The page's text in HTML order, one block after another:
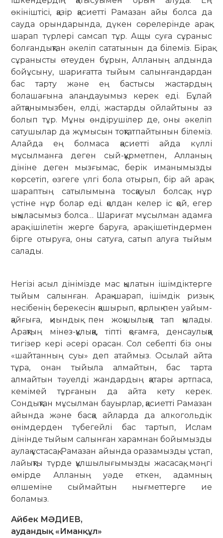
өкініштісі, қазір қасиетті Рамазан айы болса да
сауда орындарында, дүкен сөрелерінде арақ-
шарап түрлері самсап тұр. Ащы суға сұраныс
болғандықтан әкеліп сататынын да білеміз. Бірақ
сұранысты өтеуден бұрын, Алланың алдында
бойұсыну, шариғатта тыйым салынғандардан
бас тарту және ең бастысы жастардың
болашағына алаңдауымыз керек еді. Бұлай
айтқанымызбен, елді, жастарды ойлайтыны аз
болып тұр. Мұны өндірушілер де, оны әкеліп
сатушылар да жұмысын тоқтатпайтынын білеміз.
Алайда ең болмаса қасиетті айда күллі
мұсылманға деген сый-құрметпен, Алланың
дініне деген мызғымас, берік иманымызды
көрсетіп, өзгеге үлгі бола отырып, бір ай арақ-
шараптың сатылымына тосқауыл болсақ, нұр
үстіне нұр болар еді. қолдан келер іс қой, егер
ықыласымыз болса… Шариғат мұсылман адамға
арақ ішілетін жерге баруға, арақ ішетіндермен
бірге отыруға, оны сатуға, сатып алуға тыйым
салады.
Негізі асыл дінімізде мас қылатын ішімдіктерге
тыйым салынған. Арақ-шарап, ішімдік ризық-
несібенің берекесін қашырып, қорлық пен уайым-
қайғыға, қиындық пен жоқшылыққа тап қылады.
Арақтың мінез-құлыққа, тіпті қоғамға, денсаулыққа
тигізер кері әсері орасан. Сол себепті біз оны
«шайтанның суы» деп атаймыз. Осылай айта
тұра, онан тыйыла алмайтын, бас тарта
алмайтын тәуелді жандардың қатары артпаса,
кемімей тұрғанын да айта кету керек.
Сондықтан мұсылман бауырлар, қасиетті Рамазан
айында және басқа айларда да алкогольдік
өнімдерден түбегейлі бас тартып, Ислам
дінінде тыйым салынған харамнан бойымызды
аулақ ұстасақ, Рамазан айында оразамызды ұстап,
лайықты түрде құлшылығымызды жасасақ, мәңгі
өмірде Алланың уәде еткен, адамның
өлшеміне сый­майтын нығметтерге ие
боламыз.
Айбек МӘДИЕВ,
аудандық «Иманқұл»